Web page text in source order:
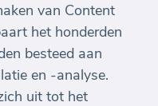
van Content
het honderden
besteed aan
en -analyse.
uit tot het